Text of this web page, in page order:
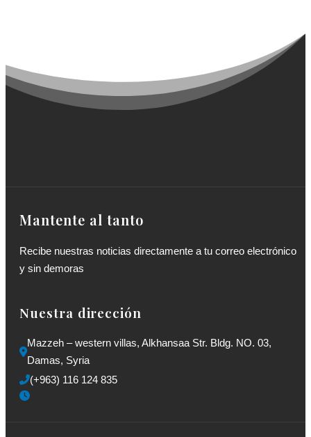
Mantente al tanto
Recibe nuestras noticias directamente a tu correo electrónico
y sin demoras
Nuestra dirección
Mazzeh – western villas, Alkhansaa Str. Bldg. NO. 03,
Damas, Syria
(+963) 116 124 835